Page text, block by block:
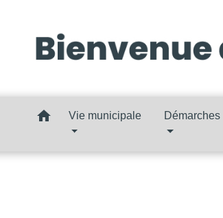
home Vie municipale Démarches